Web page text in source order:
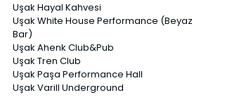
Uşak Hayal Kahvesi
Uşak White House Performance (Beyaz
Bar)
Uşak Ahenk Club&Pub
Uşak Tren Club
Uşak Paşa Performance Hall
Uşak Varill Underground